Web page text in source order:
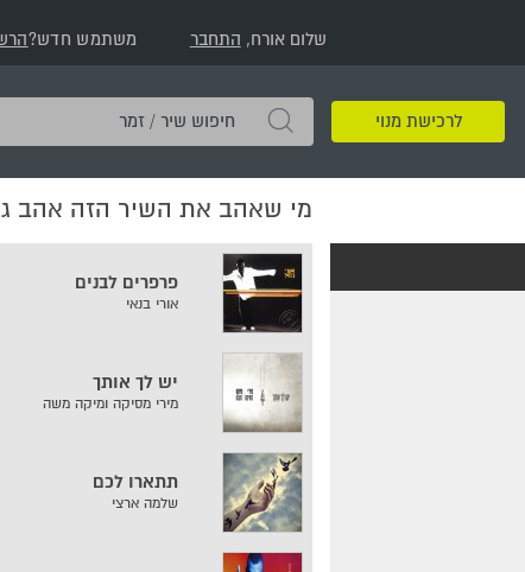
שלום אורח, התחבר משתמש חדש?
לרכישת מנוי
מי שאהב את השיר הזה אהב
פרפרים לבנים
אורי בנאי
יש לך אותך
מירי מסיקה ומיקה משה
תתארו לכם
שלמה ארצי